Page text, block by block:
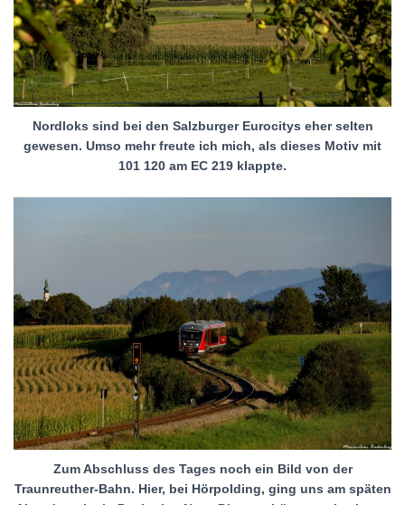
Nordloks sind bei den Salzburger Eurocitys eher selten
gewesen. Umso mehr freute ich mich, als dieses Motiv mit
101 120 am EC 219 klappte.
Zum Abschluss des Tages noch ein Bild von der
Traunreuther-Bahn. Hier, bei Hörpolding, ging uns am späten